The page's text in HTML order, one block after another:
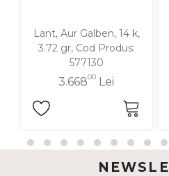
Lant, Aur Galben, 14 k,
3.72 gr, Cod Produs:
577130
3.66800 Lei